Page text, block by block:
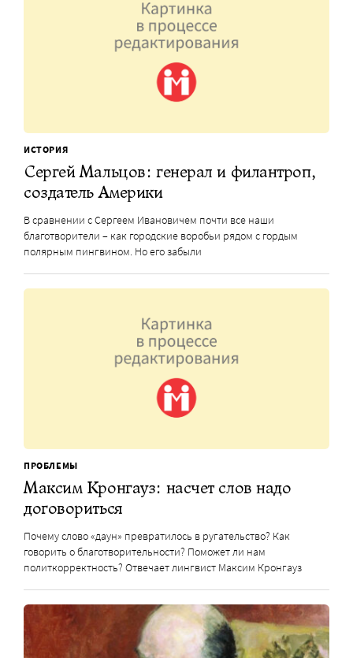
ИСТОРИЯ
Сергей Мальцов: генерал и филантроп,
создатель Америки
В сравнении с Сергеем Ивановичем почти все наши
благотворители – как городские воробьи рядом с гордым
полярным пингвином. Но его забыли
ПРОБЛЕМЫ
Максим Кронгауз: насчет слов надо
договориться
Почему слово «даун» превратилось в ругательство? Как
говорить о благотворительности? Поможет ли нам
политкорректность? Отвечает лингвист Максим Кронгауз